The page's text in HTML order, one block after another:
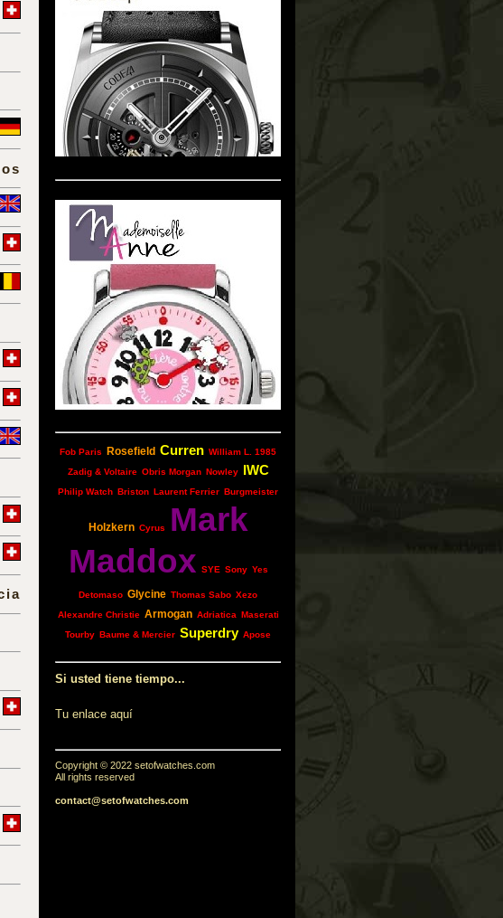
Fob Paris Rosefield Curren William L. 1985
Zadig & Voltaire Obris Morgan Nowley IWC
Philip Watch Briston Laurent Ferrier Burgmeister
Holzkern Cyrus
Mark
Maddox SYE Sony Yes
Detomaso Glycine Thomas Sabo Xezo
Alexandre Christie Armogan Adriatica Maserati
Tourby Baume & Mercier Superdry Apose
Si usted tiene tiempo...
Tu enlace aquí
Copyright © 2022 setofwatches.com
All rights reserved
contact@setofwatches.com